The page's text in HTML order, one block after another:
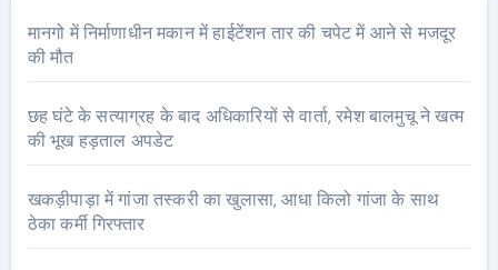
मानगो में निर्माणाधीन मकान में हाईटेंशन तार की चपेट में आने से मजदूर
की मौत
छह घंटे के सत्याग्रह के बाद अधिकारियों से वार्ता, रमेश बालमुचू ने खत्म
की भूख हड़ताल अपडेट
खकड़ीपाड़ा में गांजा तस्करी का खुलासा, आधा किलो गांजा के साथ
ठेका कर्मी गिरफ्तार